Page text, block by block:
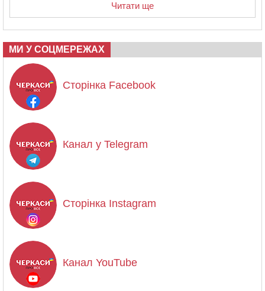
Читати ще
МИ У СОЦМЕРЕЖАХ
Сторінка Facebook
Канал у Telegram
Сторінка Instagram
Канал YouTube